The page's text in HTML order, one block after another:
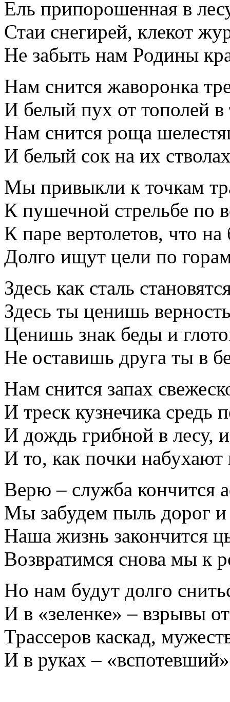
Ель припорошенная в
Стаи снегирей, клекот
Не забыть нам Родины
Нам снится жаворонка
И белый пух от тополей
Нам снится роща
И белый сок на их
Мы привыкли к точкам
К пушечной стрельбе по
К паре вертолетов, что
Долго ищут цели по
Здесь как сталь
Здесь ты ценишь
Ценишь знак беды и
Не оставишь друга ты в
Нам снится запах
И треск кузнечика средь
И дождь грибной в лесу,
И то, как почки набухают
Верю – служба кончится
Мы забудем пыль дорог
Наша жизнь закончится
Возвратимся снова мы к
Но нам будут долго
И в «зеленке» – взрывы
Трассеров каскад,
И в руках – «вспотевший»